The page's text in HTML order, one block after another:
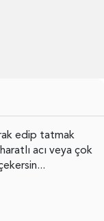
edip tatmak
acı veya çok